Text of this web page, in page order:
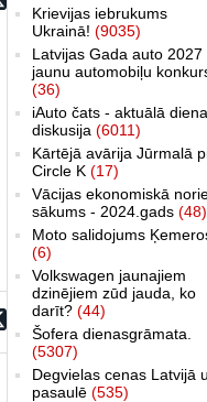
Krievijas iebrukums
Ukrainā! (9035)
Latvijas Gada auto 2027
jaunu automobiļu
(36)
iAuto čats - aktuālā
diskusija (6011)
Kārtējā avārija Jūrmalā
Circle K (17)
Vācijas ekonomiskā
sākums - 2024.gads (48)
Moto salidojums
(6)
Volkswagen jaunajiem
dzinējiem zūd jauda, ko
darīt? (44)
Šofera dienasgrāmata.
(5307)
Degvielas cenas Latvijā
pasaulē (535)